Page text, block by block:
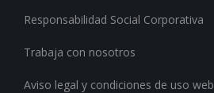
Responsabilidad Social Corporativa
Trabaja con nosotros
Aviso legal y condiciones de uso web